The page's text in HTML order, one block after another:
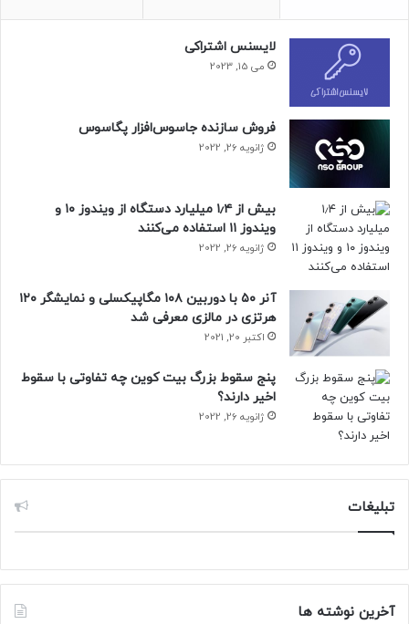
لایسنس اشتراکی
می 15, 2023
فروش سازنده جاسوس‌افزار پگاسوس
ژانویه 26, 2022
بیش از ۱٫۴ میلیارد دستگاه از ویندوز ۱۰ و
ویندوز ۱۱ استفاده می‌کنند
ژانویه 26, 2022
آنر ۵۰ با دوربین ۱۰۸ مگاپیکسلی و نمایشگر ۱۲۰
هرتزی در مالزی معرفی شد
اکتبر 20, 2021
پنج سقوط بزرگ بیت کوین چه تفاوتی با سقوط
اخیر دارند؟
ژانویه 26, 2022
تبلیغات
آخرین نوشته ها